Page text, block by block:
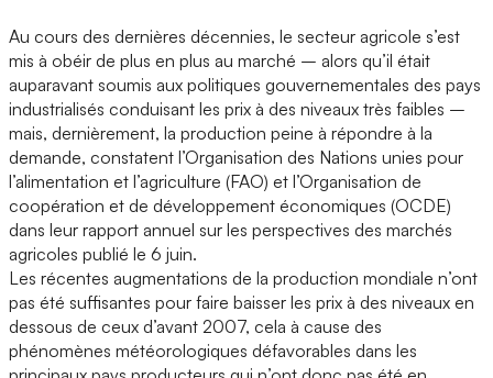
Au cours des dernières décennies, le secteur agricole s’est
mis à obéir de plus en plus au marché – alors qu’il était
auparavant soumis aux politiques gouvernementales des pays
industrialisés conduisant les prix à des niveaux très faibles –
mais, dernièrement, la production peine à répondre à la
demande, constatent l’Organisation des Nations unies pour
l’alimentation et l’agriculture (FAO) et l’Organisation de
coopération et de développement économiques (OCDE)
dans leur rapport annuel sur les perspectives des marchés
agricoles publié le 6 juin.
Les récentes augmentations de la production mondiale n’ont
pas été suffisantes pour faire baisser les prix à des niveaux en
dessous de ceux d’avant 2007, cela à cause des
phénomènes météorologiques défavorables dans les